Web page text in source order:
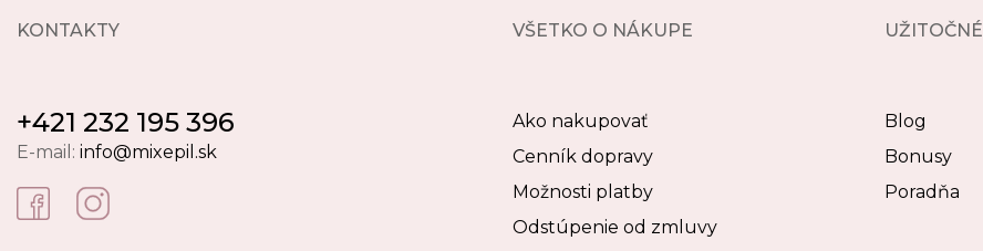
KONTAKTY
+421 232 195 396
E-mail: info@mixepil.sk
VŠETKO O NÁKUPE
Ako nakupovať
Cenník dopravy
Možnosti platby
Odstúpenie od zmluvy
UŽITOČNÉ
Blog
Bonusy
Poradňa